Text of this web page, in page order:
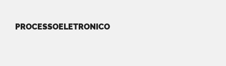
PROCESSOELETRONICO